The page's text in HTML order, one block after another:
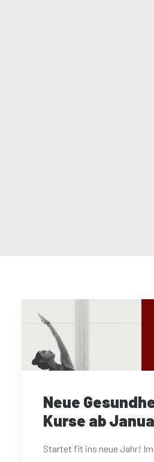
Neue
Kurse ab
Startet fit ins neue Jahr!